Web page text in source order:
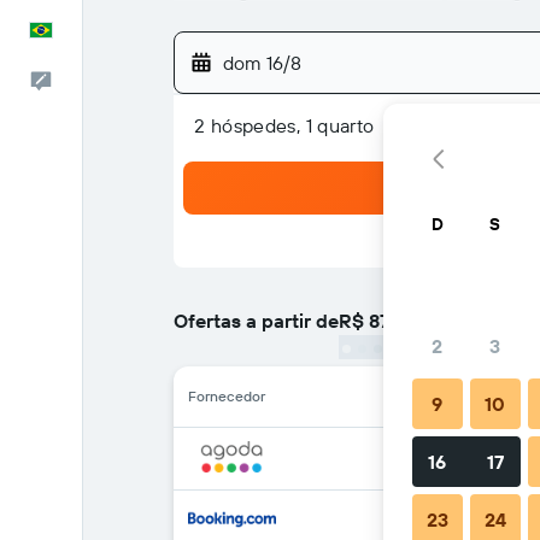
Comentários
dom 16/8
2 hóspedes, 1 quarto
Ofertas a partir deR$ 87
Fornecedor
D S
2 3
9 10
16 17
23 24